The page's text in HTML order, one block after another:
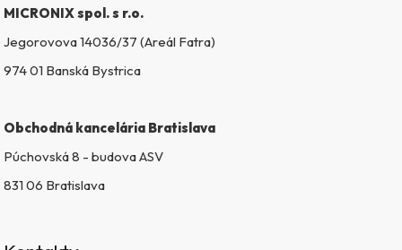
MICRONIX spol. s r.o.
Jegorovova 14036/37 (Areál Fatra)
974 01 Banská Bystrica
Obchodná kancelária Bratislava
Púchovská 8 - budova ASV
831 06 Bratislava